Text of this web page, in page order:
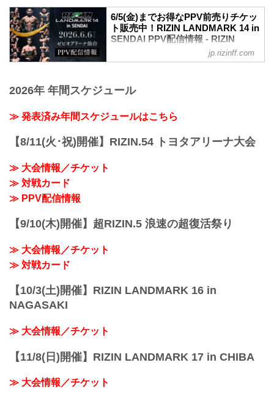
会場
ゼビオアリーナ仙台
JR「長町駅」東口：徒歩 約5分
地下鉄南北線「長町駅」北1出口：徒歩
アクセス/周辺マップ - ゼビオアリーナ仙
ナスポーツ」や「エンターテインメン
扇久保博正 vs. 神龍誠
元谷友貴 vs. トニー・ララミー
RIZIN MMAルール：5分 3R（57.0kg）
元谷友貴 vs. トニー・ララミー
矢地祐介 vs. ISAO
“ブラックパンサー”ベイノア vs. 芳賀ビラ
RIZIN MMAルール：5分3R（71.0kg）...
6/5(金)までお得なPPV前売りチケッ
ト販売中！RIZIN LANDMARK 14 in
SENDAI PPV配信情報 - RIZIN
FIGHTING FEDERATION オフィシ
ャルサイト
配信チケットが、5月15日（金）12時より
ABEMA、U-NEXTにて販売がスタートし
たぞ！（※スカパー！は5/23(土)販売開
お得なPPV前売りチケットは、大会前日
jp.rizinff.com
2026年 年間スケジュール
≫ 発表済み年間スケジュールはこちら
【8/11(火･祝)開催】RIZIN.54 トヨタアリーナ大会
≫ 大会情報／チケット
≫ 対戦カード
≫ PPV配信情報
【9/10(木)開催】超RIZIN.5 浪速の超復活祭り
≫ 大会情報／チケット
≫ 対戦カード
【10/3(土)開催】RIZIN LANDMARK 16 in
NAGASAKI
≫ 大会情報／チケット
【11/8(日)開催】RIZIN LANDMARK 17 in CHIBA
≫ 大会情報／チケット